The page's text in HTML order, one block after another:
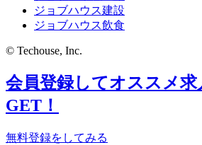
ジョブハウス建設
ジョブハウス飲食
© Techouse, Inc.
会員登録してオススメ求
GET！
無料登録をしてみる